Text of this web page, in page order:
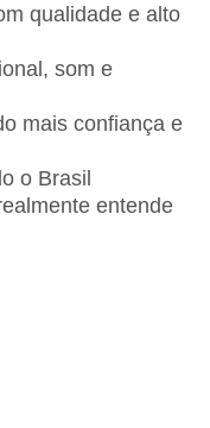
qualidade e alto
som e
mais confiança e
o Brasil
entende